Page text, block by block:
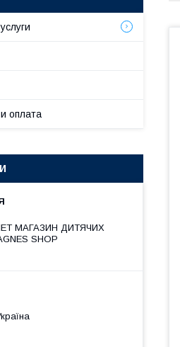
оплата
МАГАЗИН ДИТЯЧИХ
SHOP